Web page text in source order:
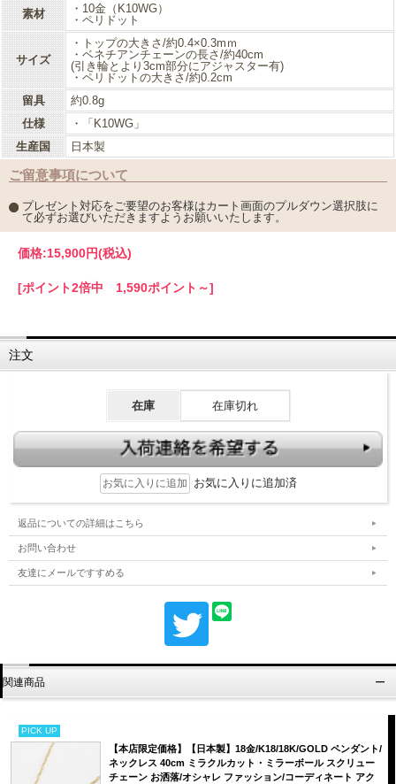
素材
・10金（K10WG）
・ペリドット
サイズ
・トップの大きさ/約0.4×0.3mｍ
・ベネチアンチェーンの長さ/約40cm
(引き輪とより3cm部分にアジャスター有)
・ペリドットの大きさ/約0.2cm
留具
約0.8g
仕様
・「K10WG」
生産国
日本製
ご留意事項について
プレゼント対応をご要望のお客様はカート画面のプルダウン選択肢に
て必ずお選びいただきますようお願いいたします。
価格:15,900円(税込)
[ポイント2倍中 1,590ポイント～]
注文
在庫 在庫切れ
お気に入りに追加済
返品についての詳細はこちら
お問い合わせ
友達にメールですすめる
関連商品
PICK UP
【本店限定価格】【日本製】18金/K18/18K/GOLD ペンダント/
ネックレス 40cm ミラクルカット・ミラーボール スクリュー
チェーン お洒落/オシャレ ファッション/コーディネート アク